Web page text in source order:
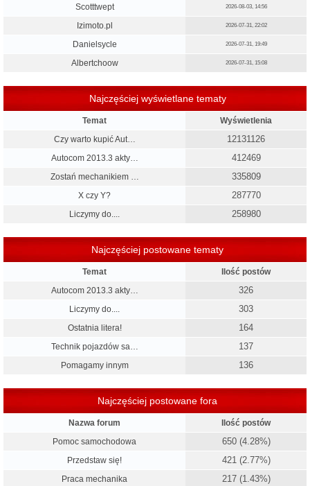
Scotttwept 2026-08-03, 14:56
Izimoto.pl 2026-07-31, 22:02
Danielsycle 2026-07-31, 19:49
Albertchoow 2026-07-31, 15:08
Najczęściej wyświetlane tematy
Temat
Wyświetlenia
Czy warto kupić Aut…
12131126
Autocom 2013.3 akty… 412469
Zostań mechanikiem … 335809
X czy Y? 287770
Liczymy do.... 258980
Najczęściej postowane tematy
Temat
Ilość postów
Autocom 2013.3 akty…
326
Liczymy do.... 303
Ostatnia litera! 164
Technik pojazdów sa… 137
Pomagamy innym 136
Najczęściej postowane fora
Nazwa forum
Ilość postów
Pomoc samochodowa
650 (4.28%)
Przedstaw się! 421 (2.77%)
Praca mechanika 217 (1.43%)